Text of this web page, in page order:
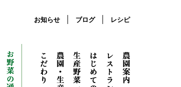
お知らせ ブログ レシピ